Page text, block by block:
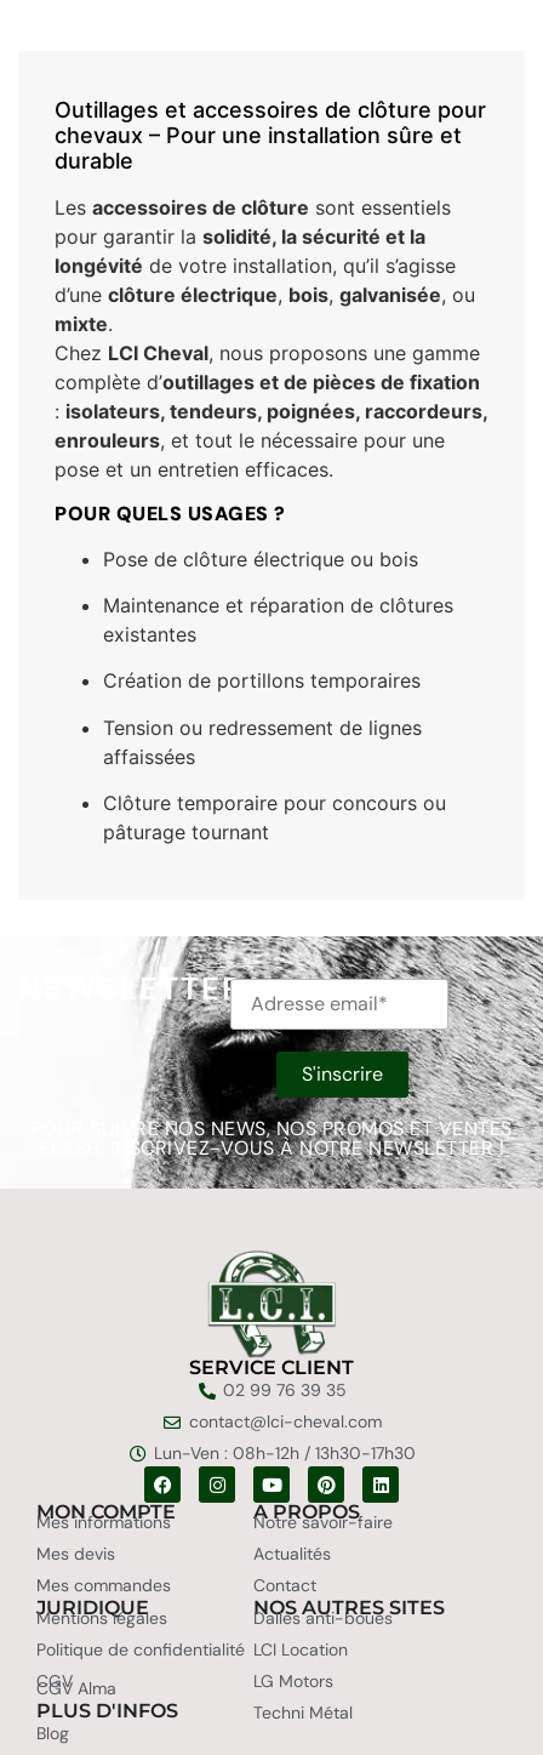
Outillages et accessoires de clôture pour
chevaux – Pour une installation sûre et
durable
Les accessoires de clôture sont essentiels
pour garantir la solidité, la sécurité et la
longévité de votre installation, qu’il s’agisse
d’une clôture électrique, bois, galvanisée, ou
mixte.
Chez LCI Cheval, nous proposons une gamme
complète d’outillages et de pièces de fixation
: isolateurs, tendeurs, poignées, raccordeurs,
enrouleurs, et tout le nécessaire pour une
pose et un entretien efficaces.
POUR QUELS USAGES ?
Pose de clôture électrique ou bois
Maintenance et réparation de clôtures
existantes
Création de portillons temporaires
Tension ou redressement de lignes
affaissées
Clôture temporaire pour concours ou
pâturage tournant
NEWSLETTER
POUR SUIVRE NOS NEWS, NOS PROMOS ET VENTES
FLASH, INSCRIVEZ-VOUS À NOTRE NEWSLETTER !
SERVICE CLIENT
02 99 76 39 35
contact@lci-cheval.com
Lun-Ven : 08h-12h / 13h30-17h30
MON COMPTE
Mes informations
Mes devis
Mes commandes
JURIDIQUE
Mentions légales
Politique de confidentialité
CGV
CGV Alma
A PROPOS
Notre savoir-faire
Actualités
Contact
NOS AUTRES SITES
Dalles anti-boues
LCI Location
LG Motors
Techni Métal
PLUS D'INFOS
Blog